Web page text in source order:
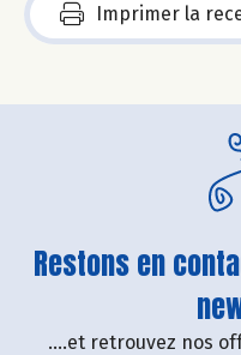
Imprimer la
Restons en
....et retrouvez nos